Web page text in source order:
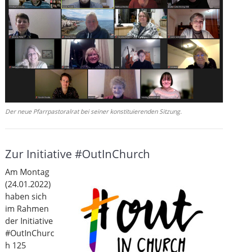
Der neue Pfarrpastoralrat bei seiner konstituierenden Sitzung.
Zur Initiative #OutInChurch
Am Montag
(24.01.2022)
haben sich
im Rahmen
der Initiative
#OutInChurc
h 125